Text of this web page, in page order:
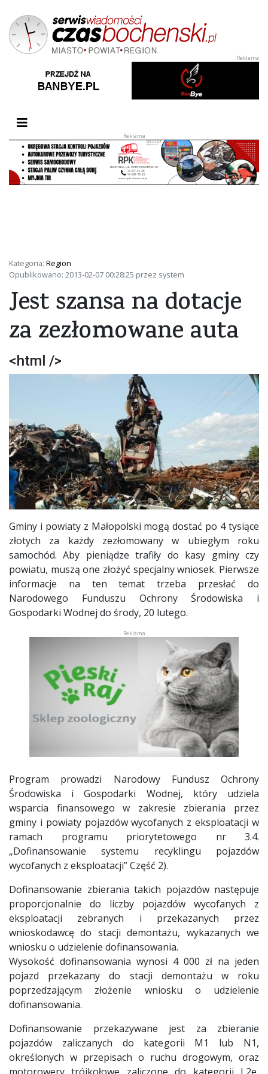
Przełącz nawigację
Kategoria: Region
Opublikowano: 2013-02-07 00:28:25 przez system
Jest szansa na dotacje
za zezłomowane auta
<html />
Gminy i powiaty z Małopolski mogą dostać po 4 tysiące
złotych za każdy zezłomowany w ubiegłym roku
samochód. Aby pieniądze trafiły do kasy gminy czy
powiatu, muszą one złożyć specjalny wniosek. Pierwsze
informacje na ten temat trzeba przesłać do
Narodowego Funduszu Ochrony Środowiska i
Gospodarki Wodnej do środy, 20 lutego.
Program prowadzi Narodowy Fundusz Ochrony
Środowiska i Gospodarki Wodnej, który udziela
wsparcia finansowego w zakresie zbierania przez
gminy i powiaty pojazdów wycofanych z eksploatacji w
ramach programu priorytetowego nr 3.4.
„Dofinansowanie systemu recyklingu pojazdów
wycofanych z eksploatacji” Część 2).
Dofinansowanie zbierania takich pojazdów następuje
proporcjonalnie do liczby pojazdów wycofanych z
eksploatacji zebranych i przekazanych przez
wnioskodawcę do stacji demontażu, wykazanych we
wniosku o udzielenie dofinansowania.
Wysokość dofinansowania wynosi 4 000 zł na jeden
pojazd przekazany do stacji demontażu w roku
poprzedzającym złożenie wniosku o udzielenie
dofinansowania.
Dofinansowanie przekazywane jest za zbieranie
pojazdów zaliczanych do kategorii M1 lub N1,
określonych w przepisach o ruchu drogowym, oraz